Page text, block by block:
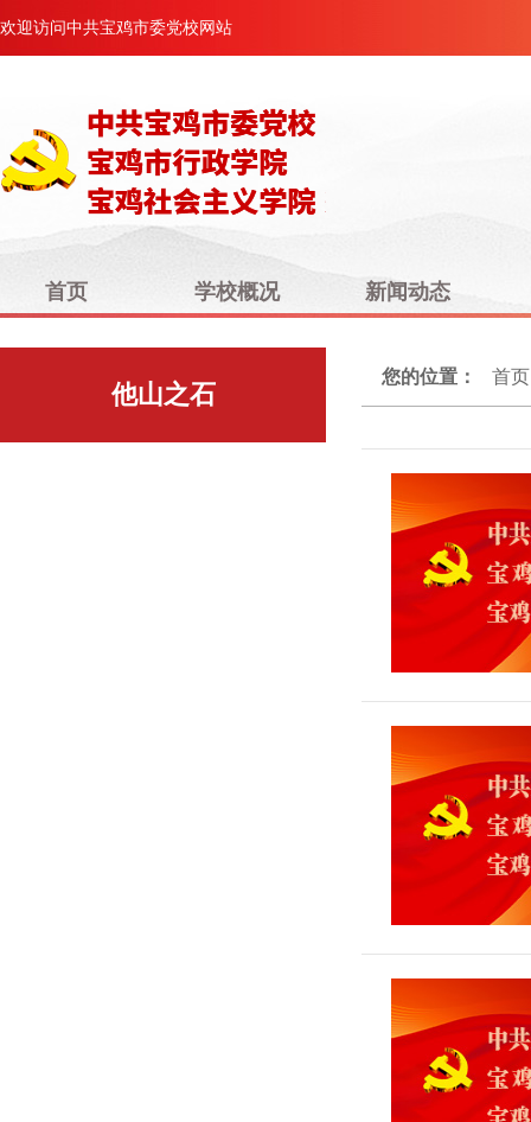
欢迎访问中共宝鸡市委党校网站
首页 学校概况 新闻动态
他山之石
您的位置： 首页